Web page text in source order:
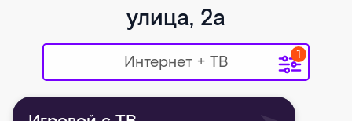
улица, 2а
Интернет + ТВ